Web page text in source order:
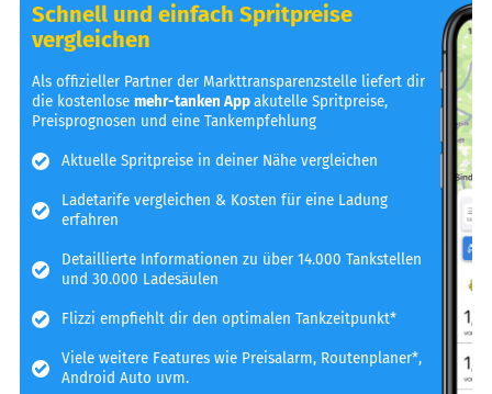
Schnell und einfach Spritpreise
vergleichen
Als offizieller Partner der Markttransparenzstelle liefert dir
die kostenlosemehr-tanken Appakutelle Spritpreise,
Preisprognosen und eine Tankempfehlung
Aktuelle Spritpreise in deiner Nähe vergleichen
Ladetarife vergleichen & Kosten für eine Ladung
erfahren
Detaillierte Informationen zu über 14.000 Tankstellen
und 30.000 Ladesäulen
Flizzi empfiehlt dir den optimalen Tankzeitpunkt*
Viele weitere Features wie Preisalarm, Routenplaner*,
Android Auto uvm.